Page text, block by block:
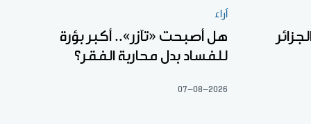
آراء
هل أصبحت «تآزر».. أكبر بؤرة
للفساد بدل محاربة الفقر؟
07-08-2026